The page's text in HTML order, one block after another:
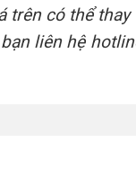
có thể thay
liên hệ